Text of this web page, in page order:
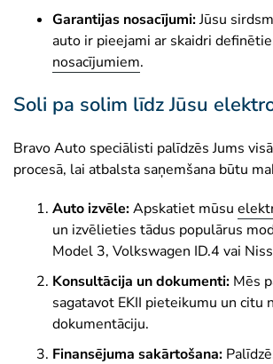
✕Finanšu un korupcijas
Persona sodīta par
nemaksāšanu, korupciju vai
kurām piemēroti ES, ANO
starptautiski ierobežojumi.
Garantijas nosacījumi:Jūsu
auto ir pieejami ar skaidri
nosacījumiem.
Soli pa solim līdz Jūsu
Bravo Auto speciālisti palīdzēs Jums
procesā, lai atbalsta saņemšana būtu
Auto izvēle:Apskatiet mūsu
un izvēlieties tādus populārus
Model 3, Volkswagen ID.4 vai
Konsultācija un dokumenti: Mēs
sagatavot EKII pieteikumu un citu
dokumentāciju.
Finansējuma sakārtošana: